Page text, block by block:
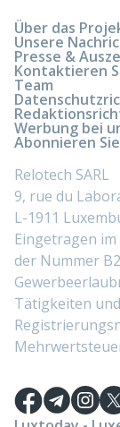
Über das
Unsere
Presse &
Kontaktieren
Team
Werbung bei
Abonnieren
Relotech SARL
9, rue du
L-1911
Eingetragen
der Nummer
Tätigkeiten